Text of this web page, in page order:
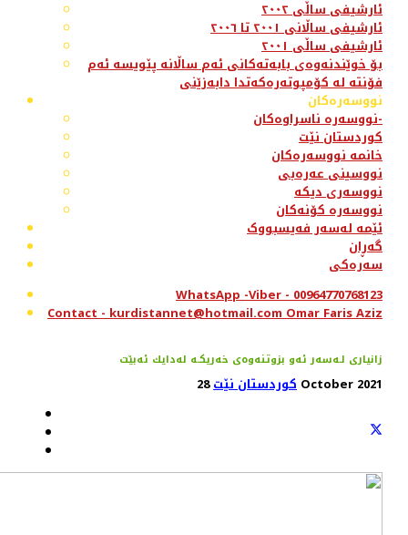
ئارشیفی ساڵی ٢٠٠٢
ئارشیفی ساڵانی ٢٠٠١ تا ٢٠٠٦
ئارشیفی ساڵی ٢٠٠١
بۆ خوێندنەوەی بابەتەکانی ئەم ساڵانە پێویسە ئەم
فۆنتە لە کۆمپوتەرەکەتدا دابەزێنی
نووسەرەکان
نووسەرە ناسراوەکان-
کوردستان نێت
خانمە نووسەرەکان
نووسینی عەرەبی
نووسەری دیکە
نووسەرە کۆنەکان
ئێمە لەسەر فەیسبووک
گەڕان
سەرەکی
WhatsApp -Viber - 00964770768123
Contact - kurdistannet@hotmail.com Omar Faris Aziz
زانیاری لـەسەر ئەو بزوتنەوەی خەریكـە لەدایك ئەبێت
کوردستان نێت 28 October 2021